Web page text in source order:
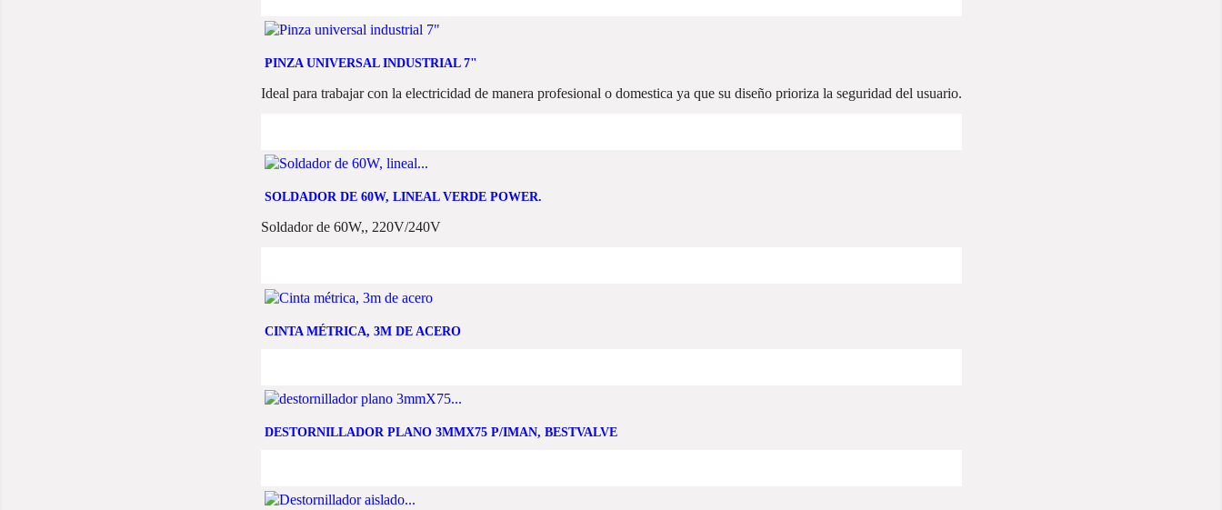
PINZA UNIVERSAL INDUSTRIAL 7"
Ideal para trabajar con la electricidad de manera profesional o domestica ya que su diseño prioriza la seguridad del usuario.
SOLDADOR DE 60W, LINEAL VERDE POWER.
Soldador de 60W,, 220V/240V
CINTA MÉTRICA, 3M DE ACERO
DESTORNILLADOR PLANO 3MMX75 P/IMAN, BESTVALVE